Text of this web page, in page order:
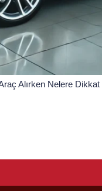
Alırken Nelere